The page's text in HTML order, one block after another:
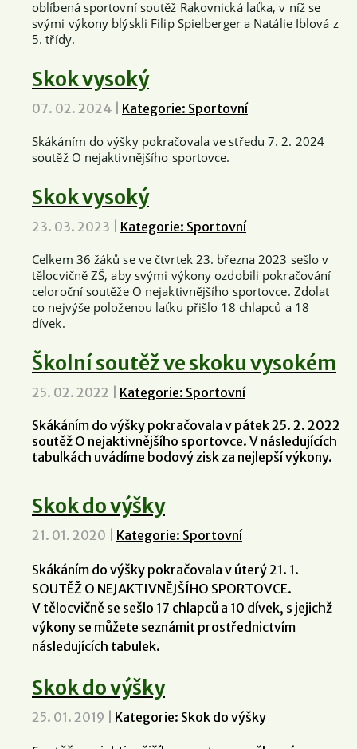
oblíbená sportovní soutěž Rakovnická laťka, v níž se
svými výkony blýskli Filip Spielberger a Natálie Iblová z
5. třídy.
Skok vysoký
07. 02. 2024 Kategorie: Sportovní
Skákáním do výšky pokračovala ve středu 7. 2. 2024
soutěž O nejaktivnějšího sportovce.
Skok vysoký
23. 03. 2023 Kategorie: Sportovní
Celkem 36 žáků se ve čtvrtek 23. března 2023 sešlo v
tělocvičně ZŠ, aby svými výkony ozdobili pokračování
celoroční soutěže O nejaktivnějšího sportovce. Zdolat
co nejvýše položenou laťku přišlo 18 chlapců a 18
dívek.
Školní soutěž ve skoku vysokém
25. 02. 2022 Kategorie: Sportovní
Skákáním do výšky pokračovala v pátek 25. 2. 2022
soutěž O nejaktivnějšího sportovce. V následujících
tabulkách uvádíme bodový zisk za nejlepší výkony.
Skok do výšky
21. 01. 2020 Kategorie: Sportovní
Skákáním do výšky pokračovala v úterý 21. 1.
SOUTĚŽ O NEJAKTIVNĚJŠÍHO SPORTOVCE.
V tělocvičně se sešlo 17 chlapců a 10 dívek, s jejichž
výkony se můžete seznámit prostřednictvím
následujících tabulek.
Skok do výšky
25. 01. 2019 Kategorie: Skok do výšky